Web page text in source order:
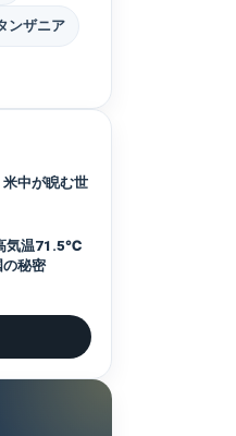
ンザニア
中が睨む世
気温71.5℃
秘密